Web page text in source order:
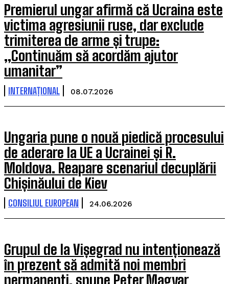
Premierul ungar afirmă că Ucraina este
victima agresiunii ruse, dar exclude
trimiterea de arme și trupe:
„Continuăm să acordăm ajutor
umanitar”
INTERNAȚIONAL 08.07.2026
Ungaria pune o nouă piedică procesului
de aderare la UE a Ucrainei și R.
Moldova. Reapare scenariul decuplării
Chișinăului de Kiev
CONSILIUL EUROPEAN 24.06.2026
Grupul de la Vișegrad nu intenționează
în prezent să admită noi membri
permanenți, spune Peter Magyar